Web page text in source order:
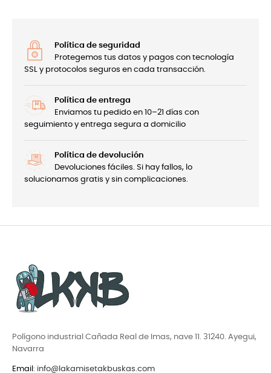
Política de seguridad
Protegemos tus datos y pagos con tecnología
SSL y protocolos seguros en cada transacción.
Política de entrega
Enviamos tu pedido en 10–21 días con
seguimiento y entrega segura a domicilio
Política de devolución
Devoluciones fáciles. Si hay fallos, lo
solucionamos gratis y sin complicaciones.
Polígono industrial Cañada Real de Imas, nave 11. 31240. Ayegui,
Navarra
Email : info@lakamisetakbuskas.com